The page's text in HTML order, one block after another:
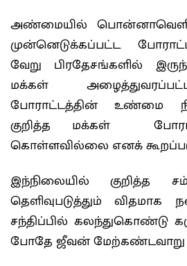
அண்மையில் பொன்னாவெளி
முன்னெடுக்கப்பட்ட
வேறு பிரதேசங்களில்
மக்கள்
போராட்டத்தின் உண்மை
குறித்த மக்கள்
கொள்ளவில்லை எனக்
இந்நிலையில் குறித்த
தெளிவுபடுத்தும்
சந்திப்பில் கலந்துகொண்டு
போதே ஜீவன் மேற்கண்டவாறு